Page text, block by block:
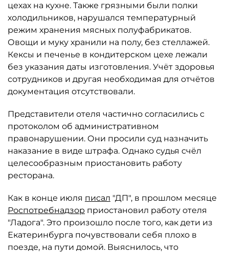
цехах на кухне. Также грязными были полки
холодильников, нарушался температурный
режим хранения мясных полуфабрикатов.
Овощи и муку хранили на полу, без стеллажей.
Кексы и печенье в кондитерском цехе лежали
без указания даты изготовления. Учёт здоровья
сотрудников и другая необходимая для отчётов
документация отсутствовали.
Представители отеля частично согласились с
протоколом об административном
правонарушении. Они просили суд назначить
наказание в виде штрафа. Однако судья счёл
целесообразным приостановить работу
ресторана.
Как в конце июля писал "ДП", в прошлом месяце
Роспотребнадзор приостановил работу отеля
"Ладога". Это произошло после того, как дети из
Екатеринбурга почувствовали себя плохо в
поезде, на пути домой. Выяснилось, что